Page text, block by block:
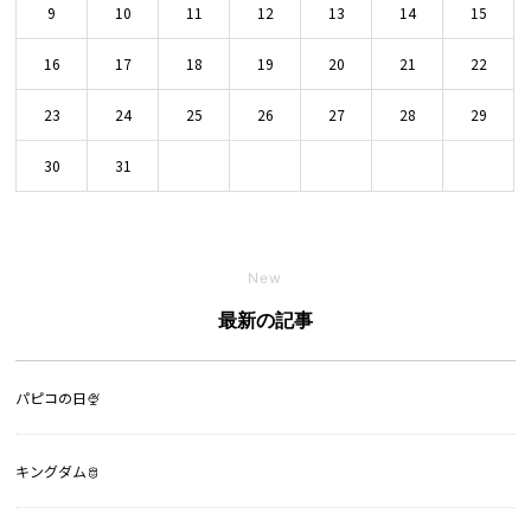
9 10 11 12 13 14 15
16 17 18 19 20 21 22
23 24 25 26 27 28 29
30 31
New
最新の記事
パピコの日🍨
キングダム🫅